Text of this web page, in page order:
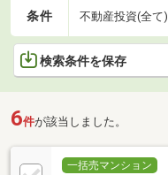
条件 不動産投資(全て)
検索条件を保存
6件が該当しました。
一括売マンション